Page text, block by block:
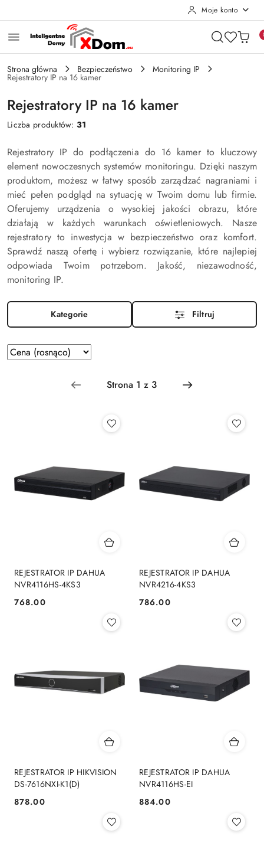
Moje konto
Strona główna Bezpieczeństwo Monitoring IP
Rejestratory IP na 16 kamer
Rejestratory IP na 16 kamer
Liczba produktów:31
Rejestratory IP do podłączenia do 16 kamer to kluczowy
element nowoczesnych systemów monitoringu. Dzięki naszym
produktom, możesz w łatwy sposób zarządzać nagraniami i
mieć pełen podgląd na sytuację w Twoim domu lub firmie.
Oferujemy urządzenia o wysokiej jakości obrazu, które
działają w każdych warunkach oświetleniowych. Nasze
rejestratory to inwestycja w bezpieczeństwo oraz komfort.
Sprawdź naszą ofertę i wybierz rozwiązanie, które najlepiej
odpowiada Twoim potrzebom. Jakość, niezawodność,
monitoring IP.
Kategorie Filtruj
Zastosowano
sortowanie:
Sortuj
według
REJESTRATOR IP DAHUA
NVR4116HS-4KS3
Cena:
768.00
REJESTRATOR IP DAHUA
NVR4216-4KS3
Cena:
786.00
REJESTRATOR IP HIKVISION
DS-7616NXI-K1(D)
Cena:
878.00
REJESTRATOR IP DAHUA
NVR4116HS-EI
Cena:
884.00